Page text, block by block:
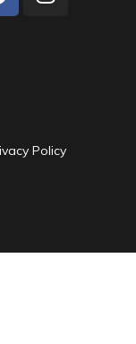
Policy